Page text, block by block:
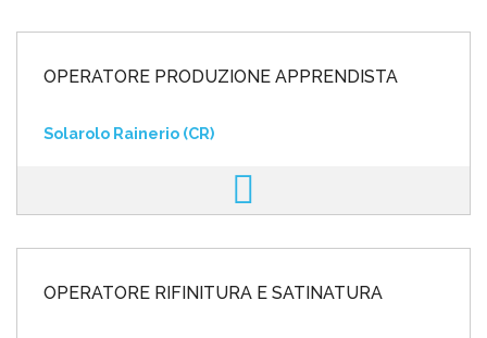
OPERATORE PRODUZIONE APPRENDISTA
Solarolo Rainerio (CR)
OPERATORE RIFINITURA E SATINATURA